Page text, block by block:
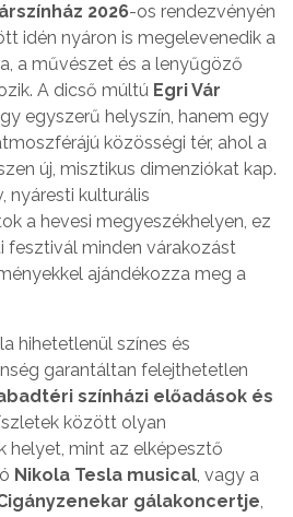
2026-os rendezvényén
idén nyáron is megelevenedik a
a művészet és a lenyűgöző
A dicső múltú Egri Vár
egyszerű helyszín, hanem egy
közösségi tér, ahol a
új, misztikus dimenziókat kap.
nyáresti kulturális
a hevesi megyeszékhelyen, ez
fesztivál minden várakozást
ajándékozza meg a
hihetetlenül színes és
garantáltan felejthetetlen
színházi előadások és
között olyan
helyet, mint az elképesztő
Nikola Tesla musical, vagy a
gálakoncertje,